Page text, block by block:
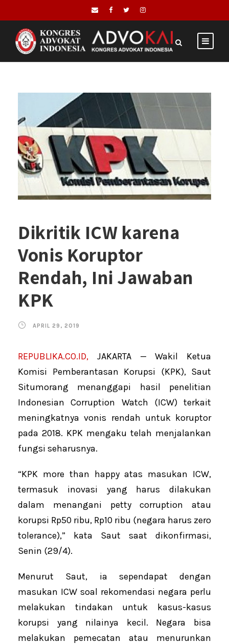
Dikritik ICW karena
Vonis Koruptor
Rendah, Ini Jawaban
KPK
APRIL 29, 2019
REPUBLIKA.CO.ID, JAKARTA — Wakil Ketua
Komisi Pemberantasan Korupsi (KPK), Saut
Situmorang menanggapi hasil penelitian
Indonesian Corruption Watch (ICW) terkait
meningkatnya vonis rendah untuk koruptor
pada 2018. KPK mengaku telah menjalankan
fungsi seharusnya.
“KPK more than happy atas masukan ICW,
termasuk inovasi yang harus dilakukan
dalam menangani petty corruption atau
korupsi Rp50 ribu, Rp10 ribu (negara harus zero
tolerance),” kata Saut saat dikonfirmasi,
Senin (29/4).
Menurut Saut, ia sependapat dengan
masukan ICW soal rekomendasi negara perlu
melakukan tindakan untuk kasus-kasus
korupsi yang nilainya kecil. Negara bisa
melakukan pemecatan atau menurunkan